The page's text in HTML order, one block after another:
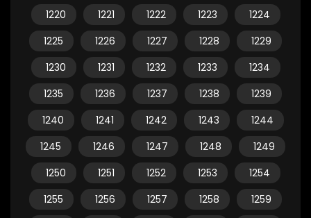
1220
1221 1222 1223
1224
1225
1226 1227 1228
1229
1230
1231 1232 1233
1234
1235
1236 1237 1238
1239
1240
1241 1242 1243
1244
1245
1246 1247 1248
1249
1250
1251 1252 1253
1254
1255
1256 1257 1258
1259